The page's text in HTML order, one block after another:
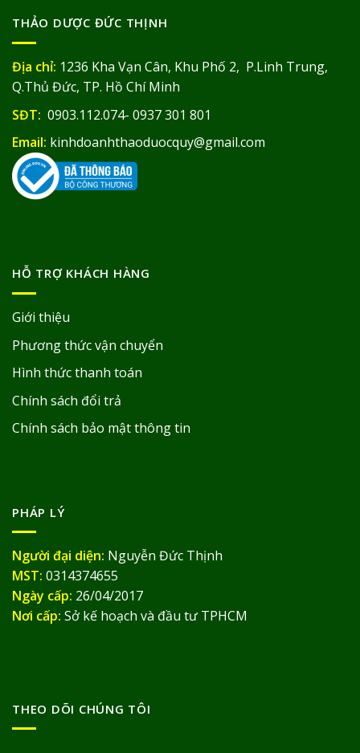
THẢO DƯỢC ĐỨC THỊNH
Địa chỉ: 1236 Kha Vạn Cân, Khu Phố 2, P.Linh Trung,
Q.Thủ Đức, TP. Hồ Chí Minh
SĐT: 0903.112.074- 0937 301 801
Email: kinhdoanhthaoduocquy@gmail.com
HỖ TRỢ KHÁCH HÀNG
Giới thiệu
Phương thức vận chuyển
Hình thức thanh toán
Chính sách đổi trả
Chính sách bảo mật thông tin
PHÁP LÝ
Người đại diện: Nguyễn Đức Thịnh
MST: 0314374655
Ngày cấp: 26/04/2017
Nơi cấp: Sở kế hoạch và đầu tư TPHCM
THEO DÕI CHÚNG TÔI